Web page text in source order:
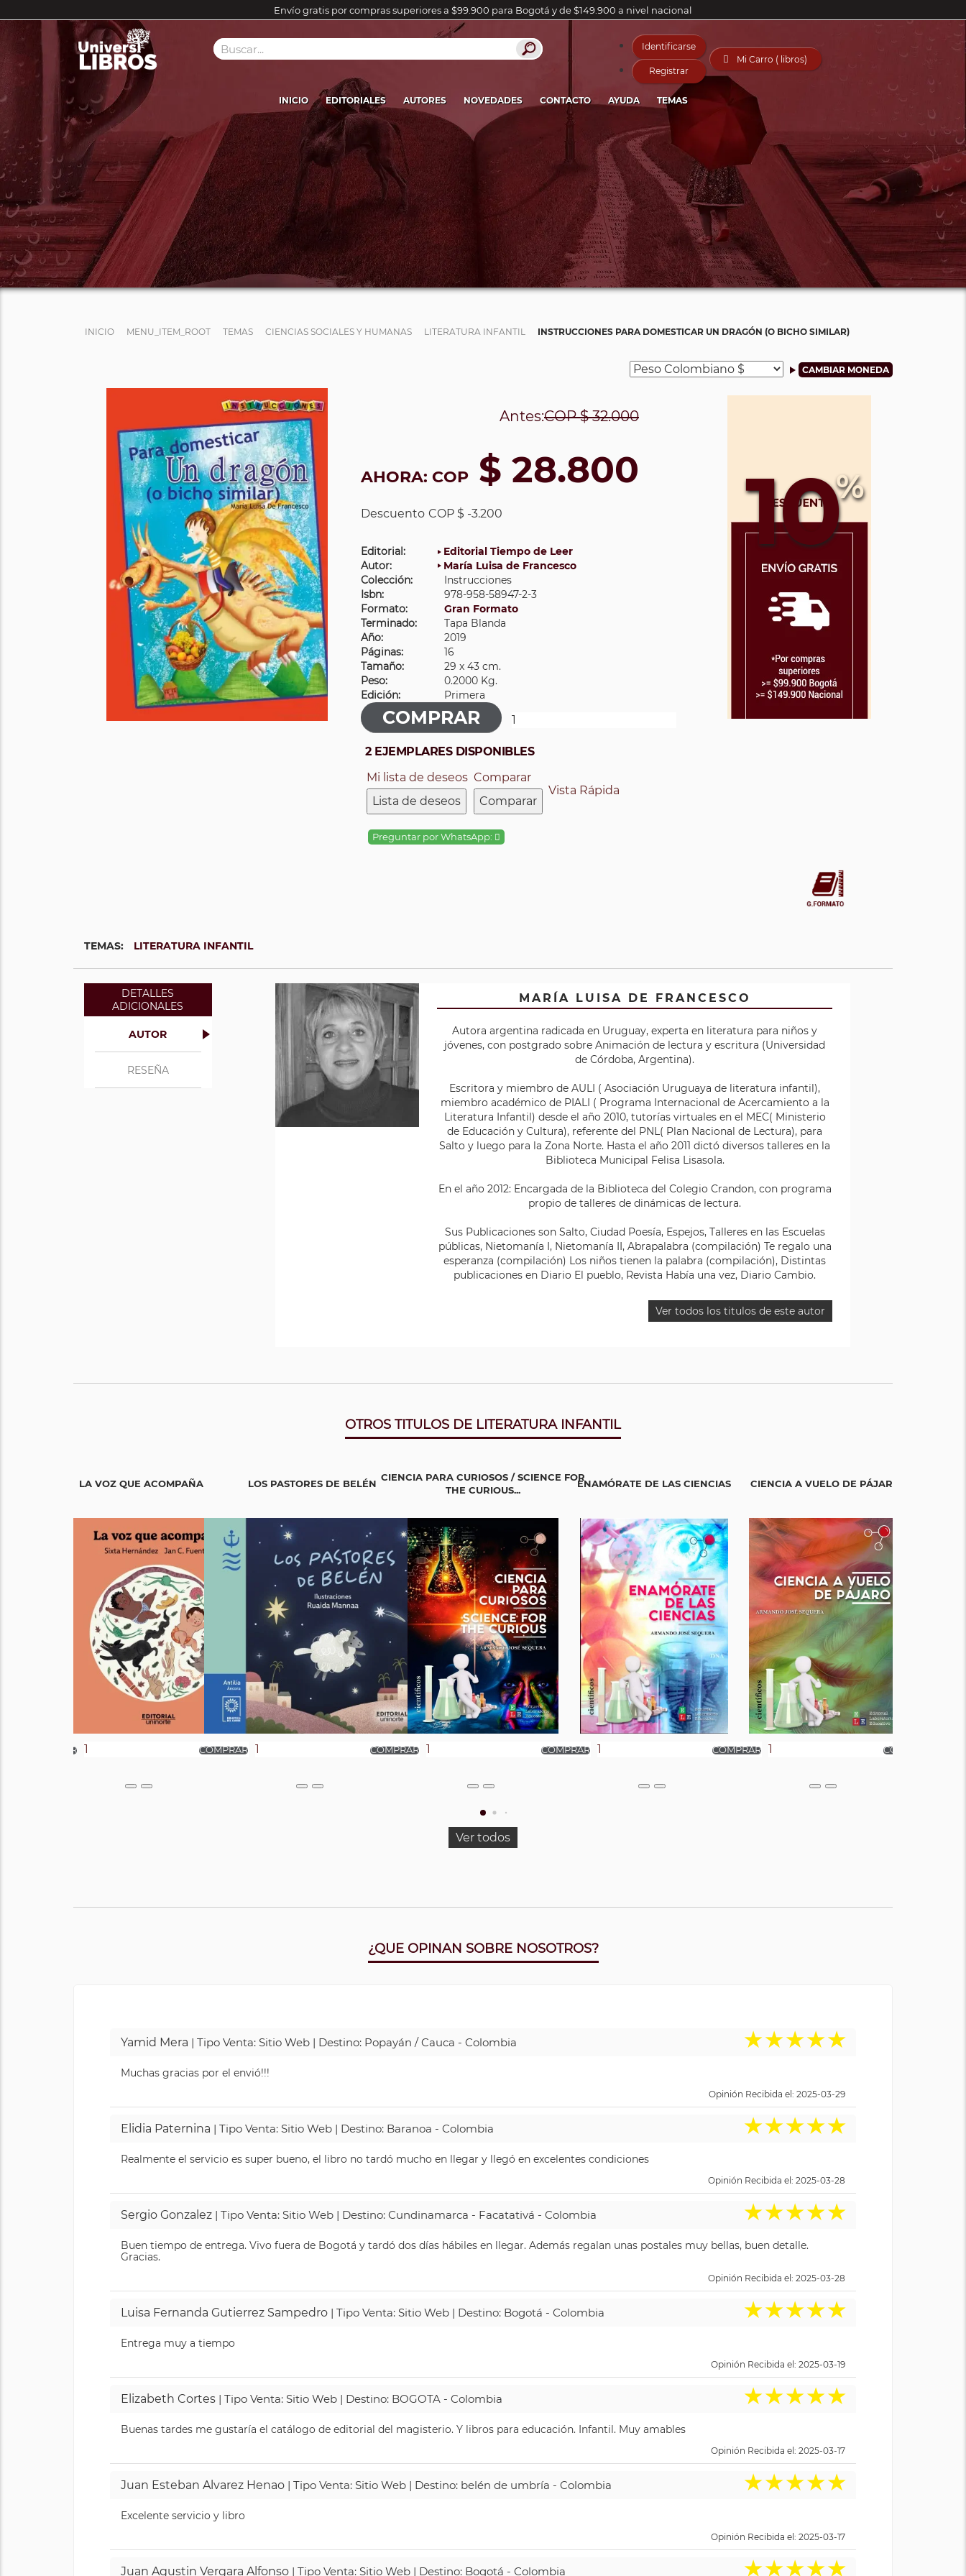
Envío gratis por compras superiores a $99.900 para Bogotá y de $149.900 a nivel nacional
Identificarse
Registrar
 Mi Carro ( libros)
INICIO EDITORIALES AUTORES NOVEDADES CONTACTO AYUDA TEMAS
INICIO MENU_ITEM_ROOT TEMAS CIENCIAS SOCIALES Y HUMANAS LITERATURA INFANTIL INSTRUCCIONES PARA DOMESTICAR UN DRAGÓN (O BICHO SIMILAR)
10%
Antes:COP$ 32.000
AHORA: COP $ 28.800
Descuento COP $ -3.200
Editorial:
Editorial Tiempo de Leer
Autor:
María Luisa de Francesco
Colección:
Instrucciones
Isbn:
978-958-58947-2-3
Formato:
Gran Formato
Terminado:
Tapa Blanda
Año:
2019
Páginas:
16
Tamaño:
29 x 43 cm.
Peso:
0.2000 Kg.
Edición:
Primera
2 EJEMPLARES DISPONIBLES
Mi lista de deseos
Lista de deseos
Comparar
Comparar
Vista Rápida
Preguntar por WhatsApp:
TEMAS: LITERATURA INFANTIL
DETALLES
ADICIONALES
AUTOR
RESEÑA
MARÍA LUISA DE FRANCESCO
Autora argentina radicada en Uruguay, experta en literatura para niños y
jóvenes, con postgrado sobre Animación de lectura y escritura (Universidad
de Córdoba, Argentina).
Escritora y miembro de AULI ( Asociación Uruguaya de literatura infantil),
miembro académico de PIALI ( Programa Internacional de Acercamiento a la
Literatura Infantil) desde el año 2010, tutorías virtuales en el MEC( Ministerio
de Educación y Cultura), referente del PNL( Plan Nacional de Lectura), para
Salto y luego para la Zona Norte. Hasta el año 2011 dictó diversos talleres en la
Biblioteca Municipal Felisa Lisasola.
En el año 2012: Encargada de la Biblioteca del Colegio Crandon, con programa
propio de talleres de dinámicas de lectura.
Sus Publicaciones son Salto, Ciudad Poesía, Espejos, Talleres en las Escuelas
públicas, Nietomanía I, Nietomanía II, Abrapalabra (compilación) Te regalo una
esperanza (compilación) Los niños tienen la palabra (compilación), Distintas
publicaciones en Diario El pueblo, Revista Había una vez, Diario Cambio.
Ver todos los titulos de este autor
OTROS TITULOS DE LITERATURA INFANTIL
LA VOZ QUE ACOMPAÑA LOS PASTORES DE BELÉN
CIENCIA PARA CURIOSOS / SCIENCE FOR
THE CURIOUS...
ENAMÓRATE DE LAS CIENCIAS CIENCIA A VUELO DE PÁJARO
Ver todos
¿QUE OPINAN SOBRE NOSOTROS?
Yamid Mera | Tipo Venta: Sitio Web | Destino: Popayán / Cauca - Colombia ★★★★★
Muchas gracias por el envió!!!
Opinión Recibida el: 2025-03-29
Elidia Paternina | Tipo Venta: Sitio Web | Destino: Baranoa - Colombia ★★★★★
Realmente el servicio es super bueno, el libro no tardó mucho en llegar y llegó en excelentes condiciones
Opinión Recibida el: 2025-03-28
Sergio Gonzalez | Tipo Venta: Sitio Web | Destino: Cundinamarca - Facatativá - Colombia ★★★★★
Buen tiempo de entrega. Vivo fuera de Bogotá y tardó dos días hábiles en llegar. Además regalan unas postales muy bellas, buen detalle.
Gracias.
Opinión Recibida el: 2025-03-28
Luisa Fernanda Gutierrez Sampedro | Tipo Venta: Sitio Web | Destino: Bogotá - Colombia ★★★★★
Entrega muy a tiempo
Opinión Recibida el: 2025-03-19
Elizabeth Cortes | Tipo Venta: Sitio Web | Destino: BOGOTA - Colombia ★★★★★
Buenas tardes me gustaría el catálogo de editorial del magisterio. Y libros para educación. Infantil. Muy amables
Opinión Recibida el: 2025-03-17
Juan Esteban Alvarez Henao | Tipo Venta: Sitio Web | Destino: belén de umbría - Colombia ★★★★★
Excelente servicio y libro
Opinión Recibida el: 2025-03-17
Juan Agustin Vergara Alfonso | Tipo Venta: Sitio Web | Destino: Bogotá - Colombia ★★★★★